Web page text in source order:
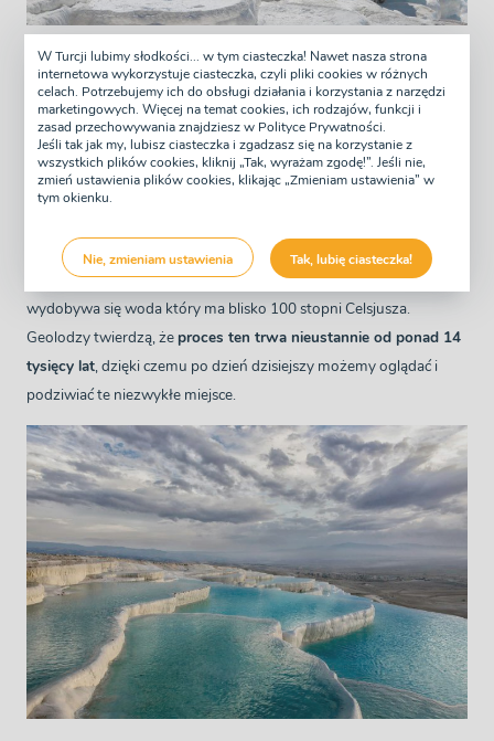
Jak powstało Pamukkale?
Pamukkale, to nic innego jakwapienne tarasy, które zostały
stworzone przez samą naturę. Tarasy powstały z wapiennego
osadu, który jest odmianą martwicy wapiennej. W momencie
kiedy gorąca termalna woda, ulegnie ochłodzeniu wytrąci się
piękne miejsce. Powstanie tego pięknego miejsca było możliwe
dzięki obecności aż 17 źródeł termalnych, z których cały czas
wydobywa się woda który ma blisko 100 stopni Celsjusza.
Geolodzy twierdzą, żeproces ten trwa nieustannie od ponad 14
tysięcy lat, dzięki czemu po dzień dzisiejszy możemy oglądać i
podziwiać te niezwykłe miejsce.
W Turcji lubimy słodkości... w tym ciasteczka! Nawet nasza strona
internetowa wykorzystuje ciasteczka, czyli pliki cookies w różnych
celach. Potrzebujemy ich do obsługi działania i korzystania z narzędzi
marketingowych. Więcej na temat cookies, ich rodzajów, funkcji i
zasad przechowywania znajdziesz w Polityce Prywatności.
Jeśli tak jak my, lubisz ciasteczka i zgadzasz się na korzystanie z
wszystkich plików cookies, kliknij „Tak, wyrażam zgodę!”. Jeśli nie,
zmień ustawienia plików cookies, klikając „Zmieniam ustawienia” w
tym okienku.
Nie, zmieniam ustawienia Tak, lubię ciasteczka!